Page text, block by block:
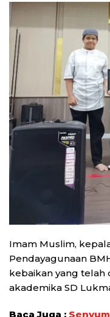
Imam Muslim,
Pendayagunaan
kebaikan yang telah
akademika SD
Baca Juga :